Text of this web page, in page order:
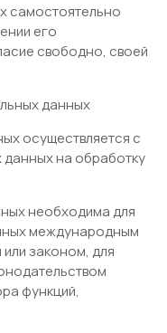
самостоятельно
его
свободно, своей
данных
осуществляется с
данных на обработку
необходима для
международным
законом, для
функций,